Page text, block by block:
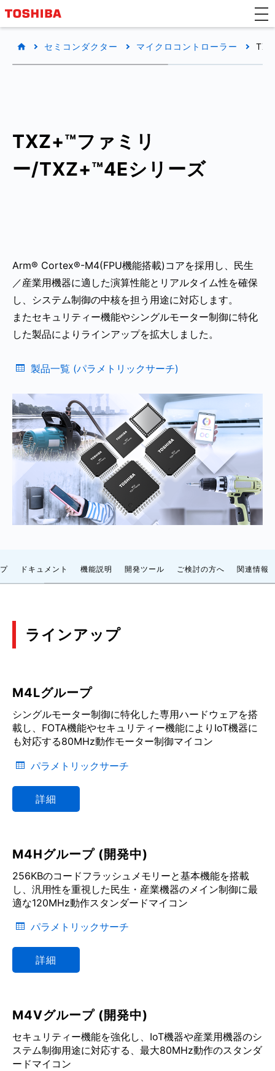
セミコンダクター マイクロコントローラー
TXZ+™ファミリ
ー/TXZ+™4Eシリーズ
Arm® Cortex®-M4(FPU機能搭載)コアを採用し、民生
／産業用機器に適した演算性能とリアルタイム性を確保
し、システム制御の中核を担う用途に対応します。
またセキュリティー機能やシングルモーター制御に特化
した製品によりラインアップを拡大しました。
製品一覧 (パラメトリックサーチ)
ドキュメント 機能説明 開発ツール ご検討の方へ 関連情報
ラインアップ
M4Lグループ
シングルモーター制御に特化した専用ハードウェアを搭
載し、FOTA機能やセキュリティー機能によりIoT機器に
も対応する80MHz動作モーター制御マイコン
パラメトリックサーチ
詳細
M4Hグループ (開発中)
256KBのコードフラッシュメモリーと基本機能を搭載
し、汎用性を重視した民生・産業機器のメイン制御に最
適な120MHz動作スタンダードマイコン
パラメトリックサーチ
詳細
M4Vグループ (開発中)
セキュリティー機能を強化し、IoT機器や産業用機器のシ
ステム制御用途に対応する、最大80MHz動作のスタンダ
ードマイコン